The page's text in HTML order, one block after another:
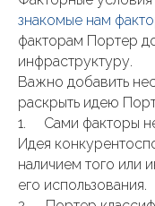
знакомые нам
факторам Портер
инфраструктуру.
Важно добавить
раскрыть идею
1. Сами факторы не
Идея
наличием того или
его использования.